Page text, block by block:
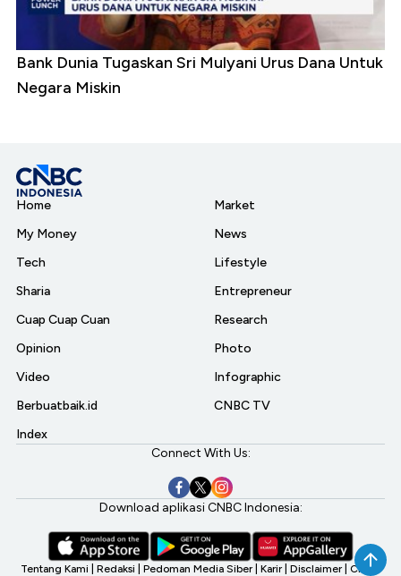
Bank Dunia Tugaskan Sri Mulyani Urus Dana Untuk
Negara Miskin
Home
My Money
Tech
Sharia
Cuap Cuap Cuan
Opinion
Video
Berbuatbaik.id
Index
Market
News
Lifestyle
Entrepreneur
Research
Photo
Infographic
CNBC TV
Connect With Us:
Download aplikasi CNBC Indonesia:
Tentang Kami Redaksi Pedoman Media Siber Karir Disclaimer CNBC